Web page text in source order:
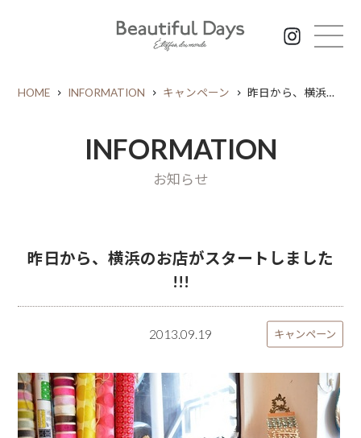
HOME INFORMATION キャンペーン 昨日から、横浜のお店がスタートしました !!!
INFORMATION
お知らせ
昨日から、横浜のお店がスタートしました
!!!
2013.09.19 キャンペーン